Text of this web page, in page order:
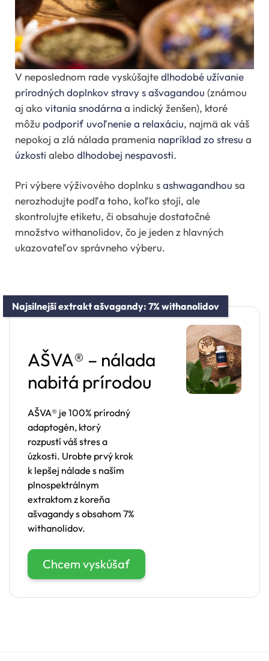
V neposlednom rade vyskúšajtedlhodobé užívanie
prírodných doplnkov stravy s ašvagandou (známou
aj ako vitania snodárna a indický ženšen), ktoré
môžu podporiť uvoľnenie a relaxáciu, najmä ak váš
nepokoj a zlá nálada pramenia napríklad zo stresu a
úzkosti alebo dlhodobej nespavosti.
Pri výbere výživového doplnku sashwagandhou sa
nerozhodujte podľa toho, koľko stojí, ale
skontrolujte etiketu, či obsahuje dostatočné
množstvo withanolidov, čo je jeden z hlavných
ukazovateľov správneho výberu.
Najsilnejší extrakt ašvagandy: 7% withanolidov
AŠVA® – nálada
nabitá prírodou
AŠVA® je 100% prírodný
adaptogén, ktorý
rozpustí váš stres a
úzkosti. Urobte prvý krok
k lepšej nálade s naším
plnospektrálnym
extraktom z koreňa
ašvagandy s obsahom 7%
withanolidov.
Chcem vyskúšať